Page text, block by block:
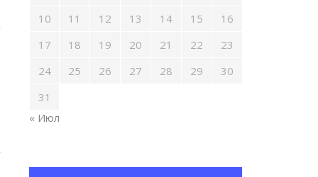
10
11 12 13 14 15
16
17
18 19 20 21 22
23
24
25 26 27 28 29
30
31
« Июл